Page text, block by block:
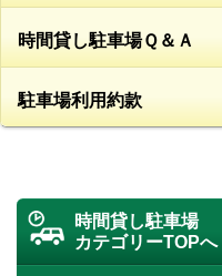
時間貸し駐車場Ｑ＆Ａ
駐車場利用約款
時間貸し駐車場
カテゴリーTOPへ